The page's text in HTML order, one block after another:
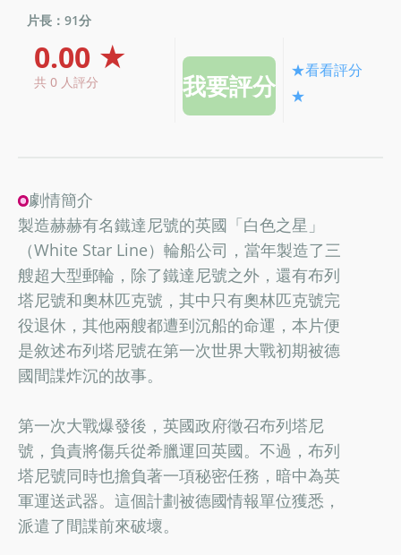
片長：91分
0.00 ★
共 0 人評分
★看看評分
★
劇情簡介
製造赫赫有名鐵達尼號的英國「白色之星」
（White Star Line）輪船公司，當年製造了三
艘超大型郵輪，除了鐵達尼號之外，還有布列
塔尼號和奧林匹克號，其中只有奧林匹克號完
役退休，其他兩艘都遭到沉船的命運，本片便
是敘述布列塔尼號在第一次世界大戰初期被德
國間諜炸沉的故事。
第一次大戰爆發後，英國政府徵召布列塔尼
號，負責將傷兵從希臘運回英國。不過，布列
塔尼號同時也擔負著一項秘密任務，暗中為英
軍運送武器。這個計劃被德國情報單位獲悉，
派遣了間諜前來破壞。